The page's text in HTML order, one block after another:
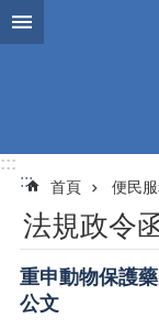
跳到主要內容區塊
:::
:::
首頁 便民
法規政令
重申動物保護
公文